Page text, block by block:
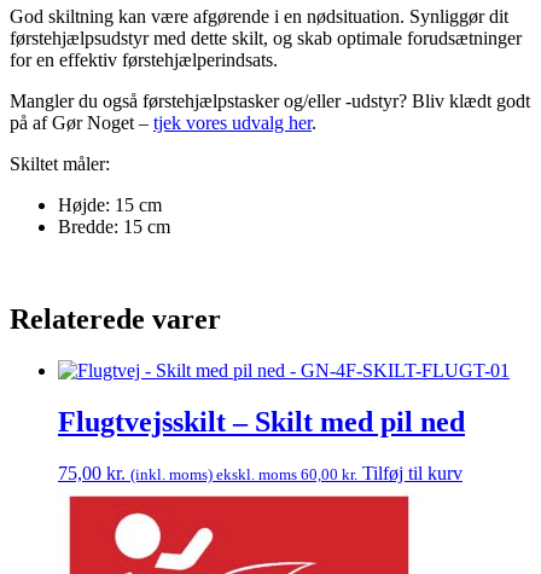
God skiltning kan være afgørende i en nødsituation. Synliggør dit
førstehjælpsudstyr med dette skilt, og skab optimale forudsætninger
for en effektiv førstehjælperindsats.
Mangler du også førstehjælpstasker og/eller -udstyr? Bliv klædt godt
på af Gør Noget – tjek vores udvalg her.
Skiltet måler:
Højde: 15 cm
Bredde: 15 cm
Relaterede varer
Flugtvejsskilt – Skilt med pil ned
75,00 kr. (inkl. moms) ekskl. moms 60,00 kr. Tilføj til kurv